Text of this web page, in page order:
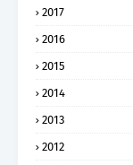
2017
2016
2015
2014
2013
2012